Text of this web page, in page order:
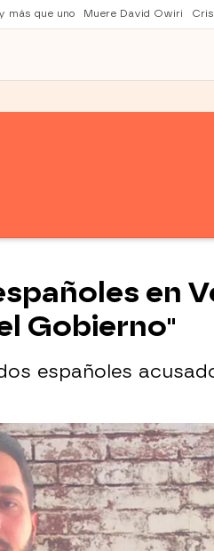
más que uno Muere David Owiri
en
Gobierno"
españoles